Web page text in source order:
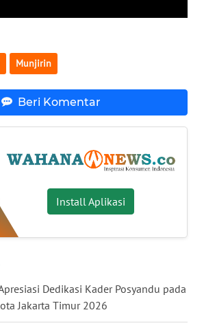
Munjirin
Beri Komentar
Install Aplikasi
Dedikasi Kader Posyandu pada
Jakarta Timur 2026